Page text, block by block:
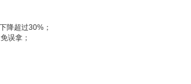
降超过30%；
误拿；